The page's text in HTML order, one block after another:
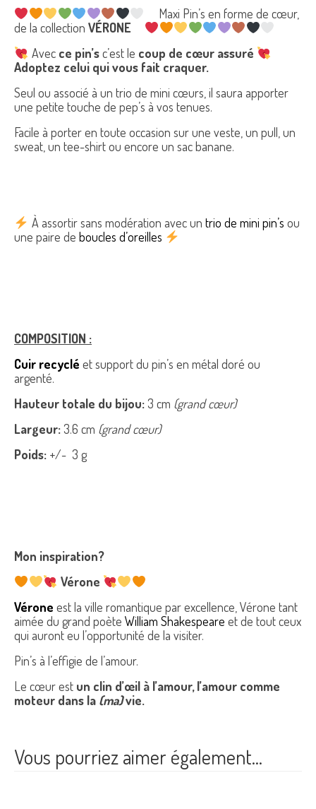
Maxi Pin’s en forme de cœur,
de la collection VÉRONE
Avec ce pin’sc’est le coup de cœur assuré
Adoptez celui qui vous fait craquer.
Seul ou associé à un trio de mini cœurs, il saura apporter
une petite touche de pep’s à vos tenues.
Facile à porter en toute occasion sur une veste, un pull, un
sweat, un tee-shirt ou encore un sac banane.
À assortir sans modération avec un trio de mini pin’s ou
une paire de boucles d’oreilles
COMPOSITION :
Cuir recyclé et support du pin’s en métal doré ou
argenté.
Hauteur totale du bijou: 3 cm (grand cœur)
Largeur: 3.6 cm (grand cœur)
Poids: +/- 3 g
Mon inspiration?
Vérone
Vérone est la ville romantique par excellence, Vérone tant
aimée du grand poète William Shakespeare et de tout ceux
qui auront eu l’opportunité de la visiter.
Pin’s à l’effigie de l’amour.
Le cœur est un clin d’œil à l’amour, l’amour comme
moteur dans la (ma)vie.
Vous pourriez aimer également…